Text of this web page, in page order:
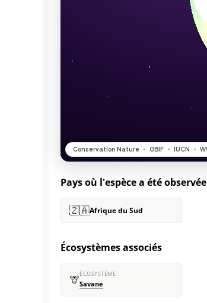
Pays où l'espèce a été observée
🇿🇦Afrique du Sud
Écosystèmes associés
🦒ÉCOSYSTÈME
Savane